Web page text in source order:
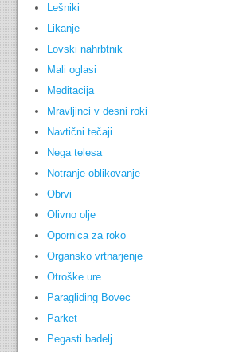
Lešniki
Likanje
Lovski nahrbtnik
Mali oglasi
Meditacija
Mravljinci v desni roki
Navtični tečaji
Nega telesa
Notranje oblikovanje
Obrvi
Olivno olje
Opornica za roko
Organsko vrtnarjenje
Otroške ure
Paragliding Bovec
Parket
Pegasti badelj